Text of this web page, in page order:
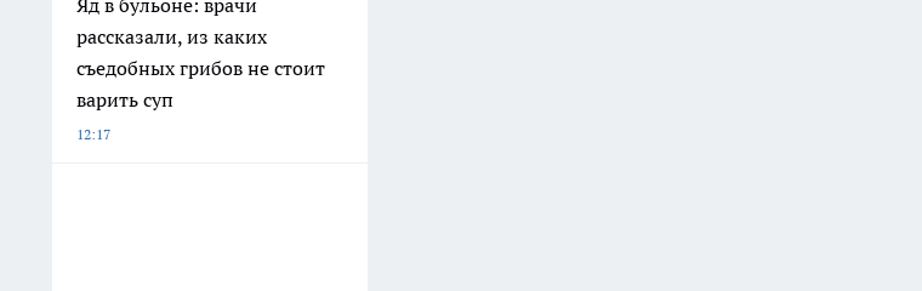
рассказали, из каких
съедобных грибов не стоит
варить суп
12:17